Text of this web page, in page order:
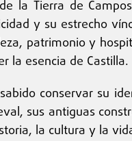
la Tierra de
y su estrecho
patrimonio y
la esencia de Castilla.
conservar su
sus antiguas
la cultura y la